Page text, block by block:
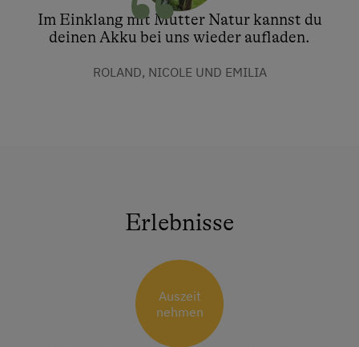
Im Einklang mit Mutter Natur kannst du
deinen Akku bei uns wieder aufladen.
ROLAND, NICOLE UND EMILIA
Erlebnisse
Auszeit
nehmen